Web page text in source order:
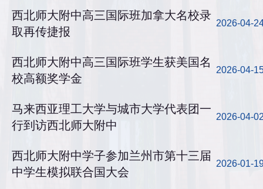
西北师大附中高三国际班加拿大名校录
取再传捷报
2026-04-
西北师大附中高三国际班学生获美国名
校高额奖学金
2026-04-
马来西亚理工大学与城市大学代表团一
行到访西北师大附中
2026-04-
西北师大附中学子参加兰州市第十三届
中学生模拟联合国大会
2026-01-